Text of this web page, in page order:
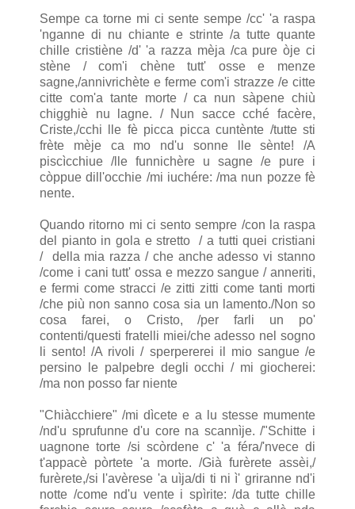
Sempe ca torne mi ci sente sempe /cc' 'a raspa
'nganne di nu chiante e strinte /a tutte quante
chille cristiène /d' 'a razza mèja /ca pure òje ci
stène / com'i chène tutt' osse e menze
sagne,/annivrichète e ferme com'i strazze /e citte
citte com'a tante morte / ca nun sàpene chiù
chigghiè nu lagne. / Nun sacce cché facère,
Criste,/cchi lle fè picca picca cuntènte /tutte sti
frète mèje ca mo nd'u sonne lle sènte! /A
piscìcchiue /lle funnichère u sagne /e pure i
còppue dill'occhie /mi iuchére: /ma nun pozze fè
nente.
Quando ritorno mi ci sento sempre /con la raspa
del pianto in gola e stretto / a tutti quei cristiani
/ della mia razza / che anche adesso vi stanno
/come i cani tutt' ossa e mezzo sangue / anneriti,
e fermi come stracci /e zitti zitti come tanti morti
/che più non sanno cosa sia un lamento./Non so
cosa farei, o Cristo, /per farli un po'
contenti/questi fratelli miei/che adesso nel sogno
li sento! /A rivoli / sperpererei il mio sangue /e
persino le palpebre degli occhi / mi giocherei:
/ma non posso far niente
"Chiàcchiere" /mi dìcete e a lu stesse mumente
/nd'u sprufunne d'u core na scannìje. /"Schitte i
uagnone torte /si scòrdene c' 'a féra/'nvece di
t'appacè pòrtete 'a morte. /Già furèrete assèi,/
furèrete,/si l'avèrese 'a uìja/di ti ni ì' griranne nd'i
notte /come nd'u vente i spìrite: /da tutte chille